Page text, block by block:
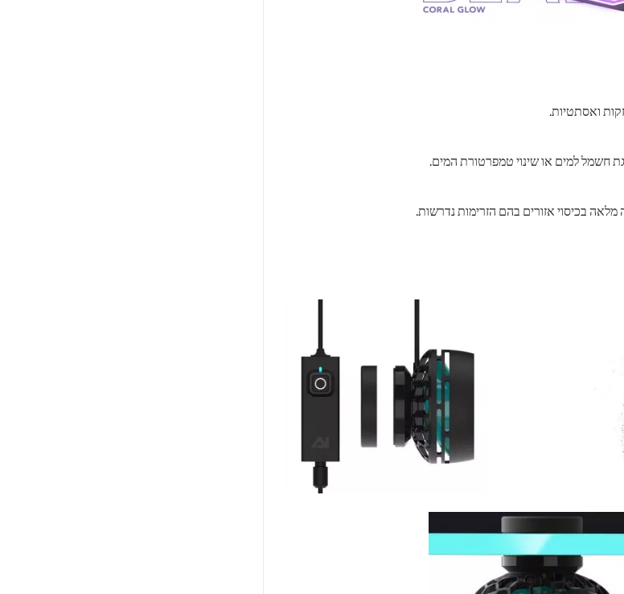
ואסתטיות.
חשמל למים או שינוי טמפרטורת המים.
מלאה בכיסוי אזורים בהם הזרימות נדרשות.